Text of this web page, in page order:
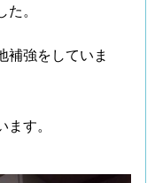
。
補強をしていま
す。